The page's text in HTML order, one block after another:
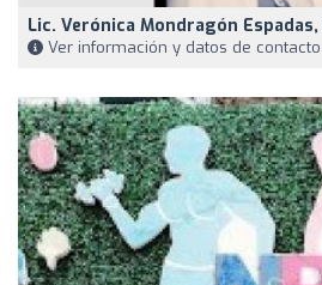
Lic. Verónica Mondragón
Ver información y datos de contacto